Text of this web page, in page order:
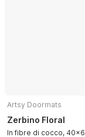
Artsy Doormats
Zerbino Floral
In fibre di cocco,